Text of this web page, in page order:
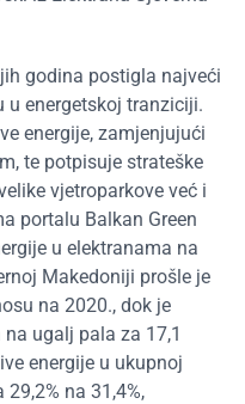
godina postigla najveći
u energetskoj tranziciji.
energije, zamjenjujući
te potpisuje strateške
vjetroparkove već i
portalu Balkan Green
u elektranama na
Makedoniji prošle je
na 2020., dok je
ugalj pala za 17,1
energije u ukupnoj
na 31,4%,